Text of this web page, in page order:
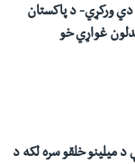
دي ورکړي- د پاکستان
غواړي خو
کې د میلینو خلقو سره لکه د